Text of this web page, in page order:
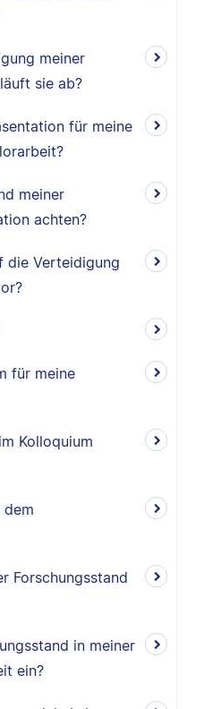
meiner
sie ab?
für meine
meiner
achten?
die Verteidigung
für meine
Kolloquium
dem
Forschungsstand
in meiner
ein?